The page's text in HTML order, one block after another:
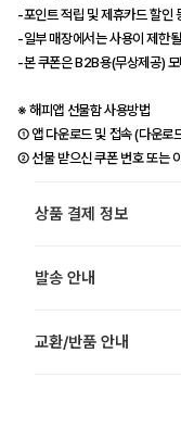
-포인트 적립 및 제휴카드 할인
-일부 매장에서는 사용이 제한
-본 쿠폰은 B2B용(무상제공)
※ 해피앱 선물함 사용방법
① 앱 다운로드 및 접속 (다운
② 선물 받으신 쿠폰 번호 또는
상품 결제 정보
발송 안내
교환/반품 안내